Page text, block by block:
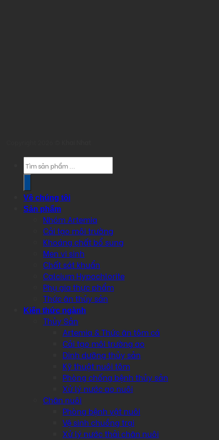
Products
search
Về chúng tôi
Sản phẩm
Nhóm Artemia
Cải tạo môi trường
Khoáng chất bổ sung
Men vi sinh
Chất sát khuẩn
Calcium Hypochlorite
Phụ gia thực phẩm
Thức ăn thủy sản
Kiến thức ngành
Thủy Sản
Artemia & Thức ăn tôm cá
Cải tạo môi trường ao
Dinh dưỡng thủy sản
Kỹ thuật nuôi tôm
Phòng chống bệnh thủy sản
Xử lý nước ao nuôi
Chăn nuôi
Phòng bệnh vật nuôi
Vệ sinh chuồng trại
Xử lý nước thải chăn nuôi